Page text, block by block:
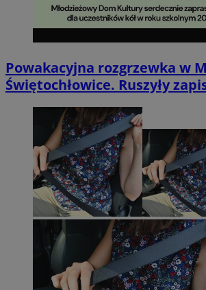
Powakacyjna rozgrzewka w
Świętochłowice. Ruszyły